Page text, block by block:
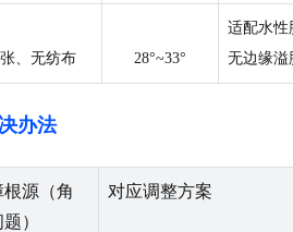
、无纺布 28°~33°
适配水性
无边缘溢
办法
根源（角
）
对应调整方案